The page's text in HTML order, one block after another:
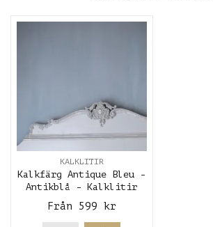
KALKLITIR
Kalkfärg Antique Bleu -
Antikblå - Kalklitir
Från 599 kr